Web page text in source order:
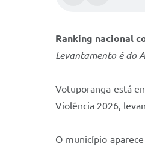
Ranking nacional
Levantamento é do
Votuporanga está
Violência 2026,
O município